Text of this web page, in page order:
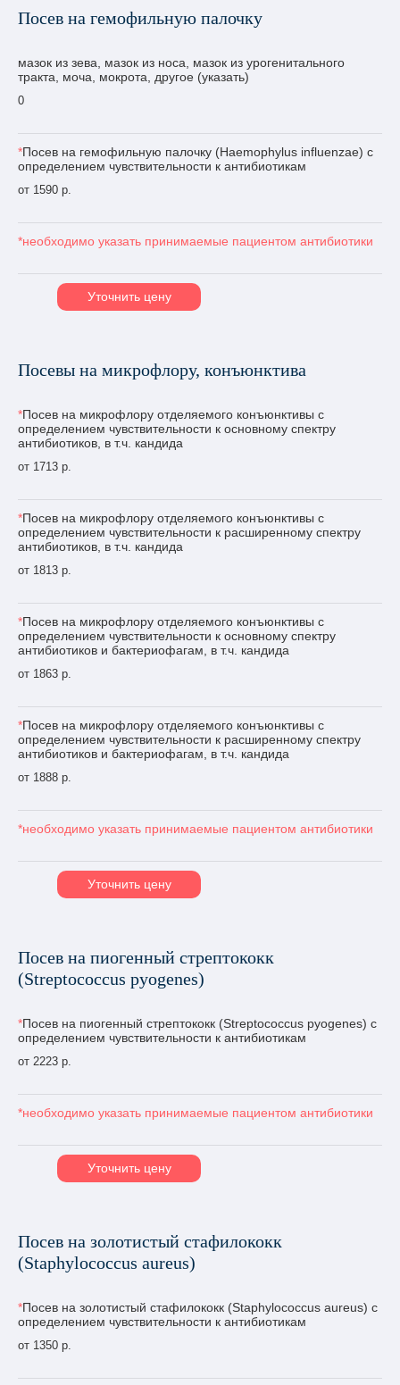
Посев на гемофильную палочку
мазок из зева, мазок из носа, мазок из урогенитального
тракта, моча, мокрота, другое (указать)
0
*Посев на гемофильную палочку (Haemophylus influenzae) с
определением чувствительности к антибиотикам
от 1590 р.
*необходимо указать принимаемые пациентом антибиотики
Уточнить цену
Посевы на микрофлору, конъюнктива
*Посев на микрофлору отделяемого конъюнктивы с
определением чувствительности к основному спектру
антибиотиков, в т.ч. кандида
от 1713 р.
*Посев на микрофлору отделяемого конъюнктивы с
определением чувствительности к расширенному спектру
антибиотиков, в т.ч. кандида
от 1813 р.
*Посев на микрофлору отделяемого конъюнктивы с
определением чувствительности к основному спектру
антибиотиков и бактериофагам, в т.ч. кандида
от 1863 р.
*Посев на микрофлору отделяемого конъюнктивы с
определением чувствительности к расширенному спектру
антибиотиков и бактериофагам, в т.ч. кандида
от 1888 р.
*необходимо указать принимаемые пациентом антибиотики
Уточнить цену
Посев на пиогенный стрептококк
(Streptococcus pyogenes)
*Посев на пиогенный стрептококк (Streptococcus pyogenes) с
определением чувствительности к антибиотикам
от 2223 р.
*необходимо указать принимаемые пациентом антибиотики
Уточнить цену
Посев на золотистый стафилококк
(Staphylococcus aureus)
*Посев на золотистый стафилококк (Staphylococcus aureus) с
определением чувствительности к антибиотикам
от 1350 р.